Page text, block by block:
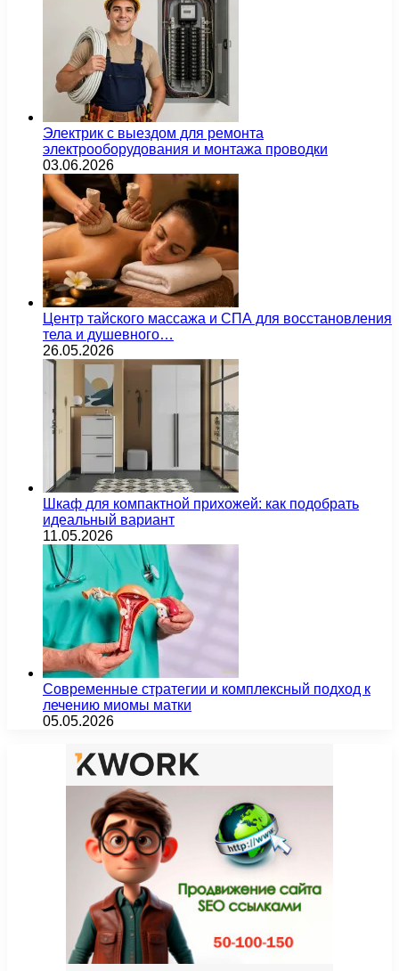
Электрик с выездом для ремонта
электрооборудования и монтажа проводки
03.06.2026
Центр тайского массажа и СПА для восстановления
тела и душевного…
26.05.2026
Шкаф для компактной прихожей: как подобрать
идеальный вариант
11.05.2026
Современные стратегии и комплексный подход к
лечению миомы матки
05.05.2026